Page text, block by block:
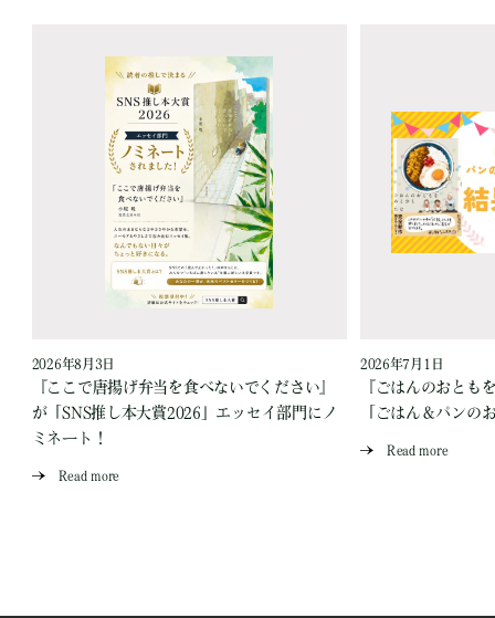
2026年8月3日
『ここで唐揚げ弁当を食べないでください』
が「SNS推し本大賞2026」エッセイ部門にノ
ミネート！
Read more
2026年7月1日
『ごはんのおとも
「ごはん＆パンの
Read more